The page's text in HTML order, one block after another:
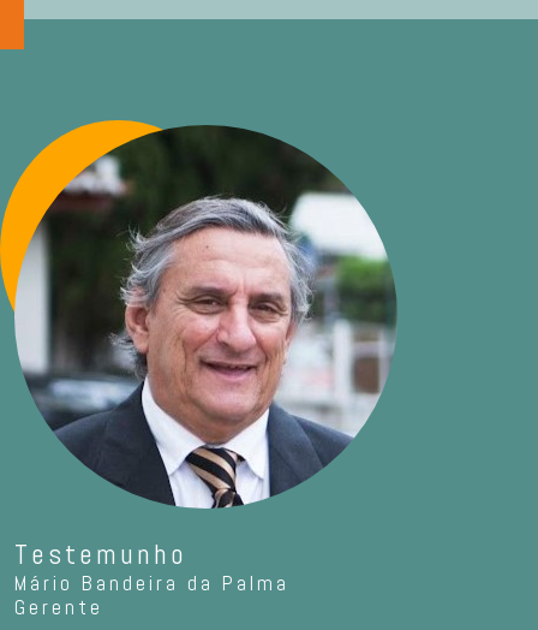
Testemunho
Mário Bandeira da Palma
Gerente